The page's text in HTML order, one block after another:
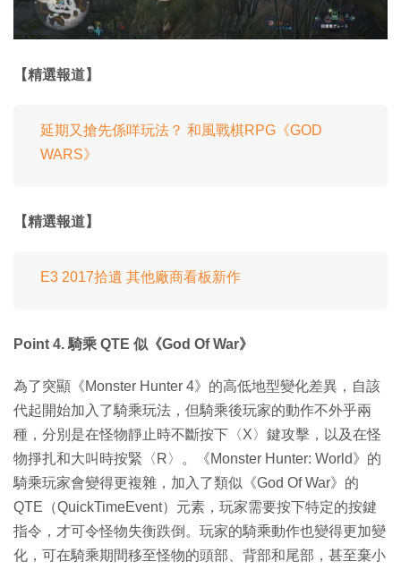
【精選報道】
延期又搶先係咩玩法？ 和風戰棋RPG《GOD
WARS》
【精選報道】
E3 2017拾遺 其他廠商看板新作
Point 4. 騎乘 QTE 似《God Of War》
為了突顯《Monster Hunter 4》的高低地型變化差異，自該
代起開始加入了騎乘玩法，但騎乘後玩家的動作不外乎兩
種，分別是在怪物靜止時不斷按下〈X〉鍵攻擊，以及在怪
物掙扎和大叫時按緊〈R〉。《Monster Hunter: World》的
騎乘玩家會變得更複雜，加入了類似《God Of War》的
QTE（QuickTimeEvent）元素，玩家需要按下特定的按鍵
指令，才可令怪物失衡跌倒。玩家的騎乘動作也變得更加變
化，可在騎乘期間移至怪物的頭部、背部和尾部，甚至棄小